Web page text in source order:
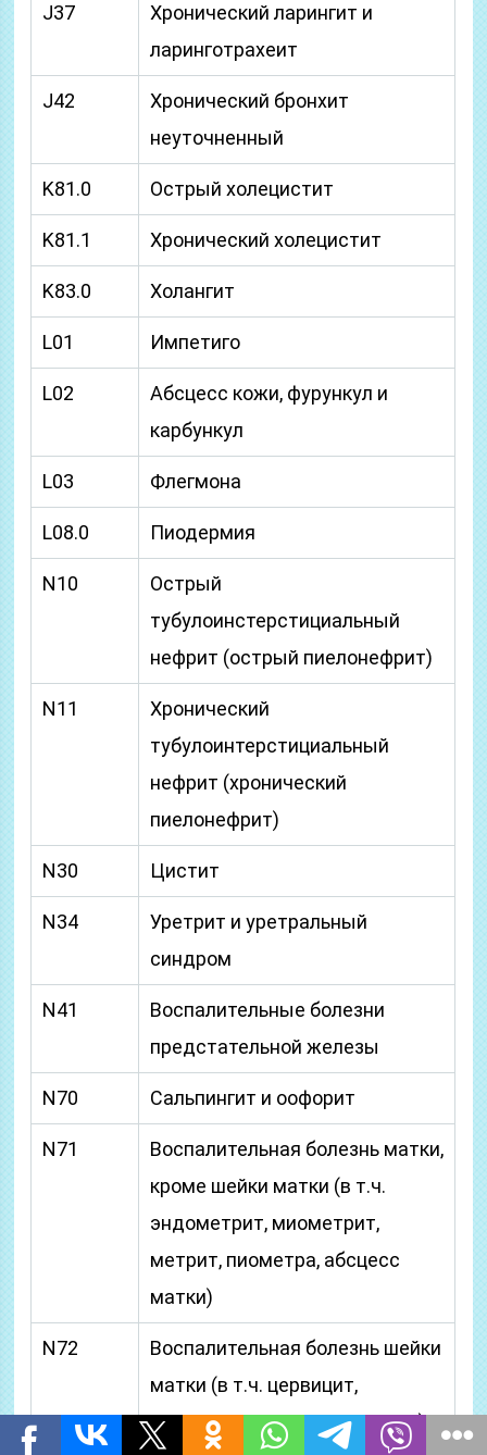
J37
Хронический ларингит и
ларинготрахеит
J42
Хронический бронхит
неуточненный
K81.0 Острый холецистит
K81.1 Хронический холецистит
K83.0 Холангит
L01 Импетиго
L02
Абсцесс кожи, фурункул и
карбункул
L03 Флегмона
L08.0 Пиодермия
N10
Острый
тубулоинстерстициальный
нефрит (острый пиелонефрит)
N11
Хронический
тубулоинтерстициальный
нефрит (хронический
пиелонефрит)
N30 Цистит
N34
Уретрит и уретральный
синдром
N41
Воспалительные болезни
предстательной железы
N70 Сальпингит и оофорит
N71
Воспалительная болезнь матки,
кроме шейки матки (в т.ч.
эндометрит, миометрит,
метрит, пиометра, абсцесс
матки)
N72
Воспалительная болезнь шейки
матки (в т.ч. цервицит,
эндоцервицит, экзоцервицит)